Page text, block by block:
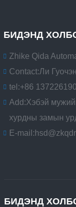
БИДЭНД
Zhike Qida
Contact:Ли Гуочэн
tel:+86
Add:Хэбэй
хурдны замын
E-mail:
БИДЭНД